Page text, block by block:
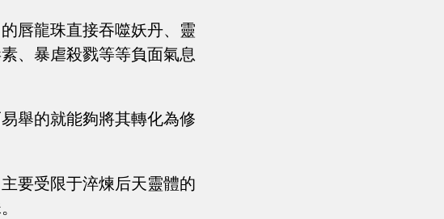
唇龍珠直接吞噬妖丹、靈
、暴虐殺戮等等負面氣息
舉的就能夠將其轉化為修
要受限于淬煉后天靈體的